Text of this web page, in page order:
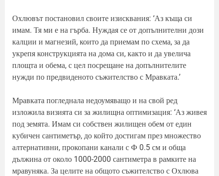
Охлювът постановил своите изисквания: ‘Аз къща си
имам. Тя ми е на гърба. Нуждая се от допълнителни дози
калции и магнезий, които да приемам по схема, за да
укрепя конструкцията на дома си, както и да увелича
площта и обема, с цел посрещане на допълнителите
нужди по предвиденото съжителство с Мравката.’
Мравката погледнала недоумяващо и на свой ред
изложила визията си за жилищна оптимизация: ‘Аз живея
под земята. Имам си собствен жилищен обем от един
кубичен сантиметър, до който достигам през множество
алтернативни, прокопани канали с Ф 0.5 см и обща
дължина от около 1000-2000 сантиметра в рамките на
мравуняка. За целите на общото съжителство с Охлюва